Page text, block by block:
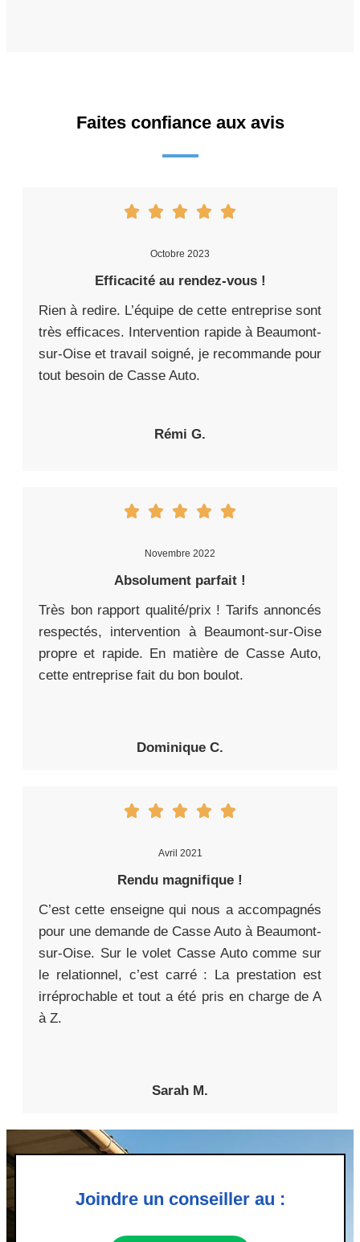
Faites confiance aux avis
Octobre 2023
Efficacité au rendez-vous !
Rien à redire. L’équipe de cette entreprise sont
très efficaces. Intervention rapide à Beaumont-
sur-Oise et travail soigné, je recommande pour
tout besoin de Casse Auto.
Rémi G.
Novembre 2022
Absolument parfait !
Très bon rapport qualité/prix ! Tarifs annoncés
respectés, intervention à Beaumont-sur-Oise
propre et rapide. En matière de Casse Auto,
cette entreprise fait du bon boulot.
Dominique C.
Avril 2021
Rendu magnifique !
C’est cette enseigne qui nous a accompagnés
pour une demande de Casse Auto à Beaumont-
sur-Oise. Sur le volet Casse Auto comme sur
le relationnel, c’est carré : La prestation est
irréprochable et tout a été pris en charge de A
à Z.
Sarah M.
Joindre un conseiller au :